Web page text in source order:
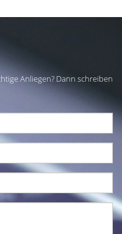
Anliegen? Dann schreiben